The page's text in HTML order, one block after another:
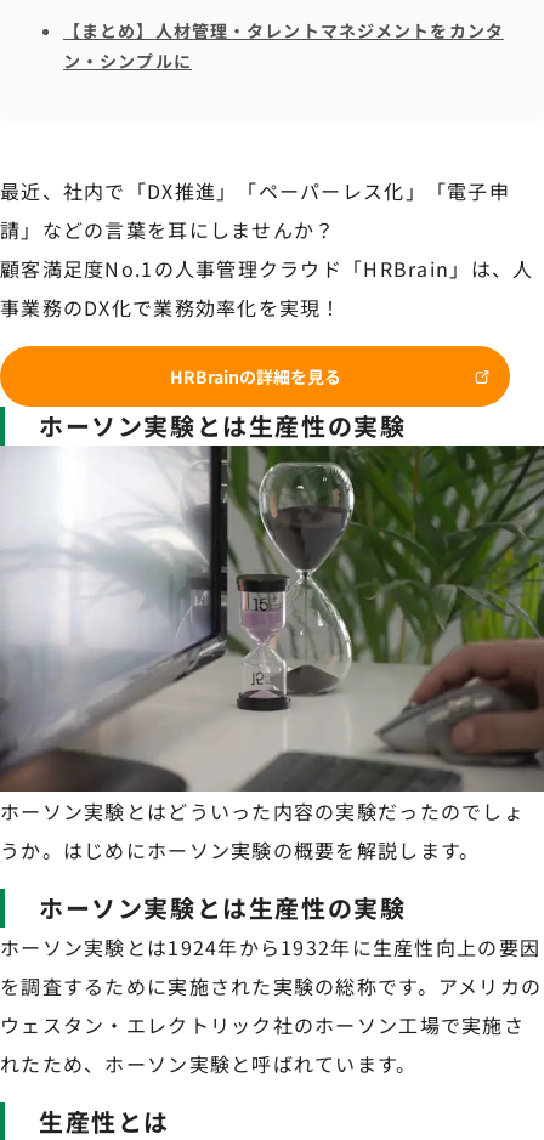
【まとめ】人材管理・タレントマネジメントをカンタ
ン・シンプルに
最近、社内で「DX推進」「ペーパーレス化」「電子申
請」などの言葉を耳にしませんか？
顧客満足度No.1の人事管理クラウド「HRBrain」は、人
事業務のDX化で業務効率化を実現！
HRBrainの詳細を見る
ホーソン実験とは生産性の実験
ホーソン実験とはどういった内容の実験だったのでしょ
うか。はじめにホーソン実験の概要を解説します。
ホーソン実験とは生産性の実験
ホーソン実験とは1924年から1932年に生産性向上の要因
を調査するために実施された実験の総称です。アメリカの
ウェスタン・エレクトリック社のホーソン工場で実施さ
れたため、ホーソン実験と呼ばれています。
生産性とは